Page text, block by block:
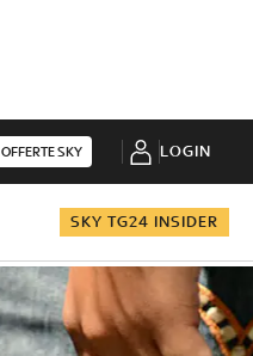
OFFERTE SKY LOGIN
SKY TG24 INSIDER